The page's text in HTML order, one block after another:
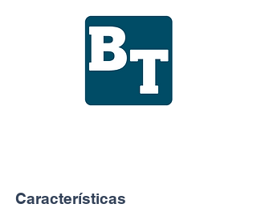
Características